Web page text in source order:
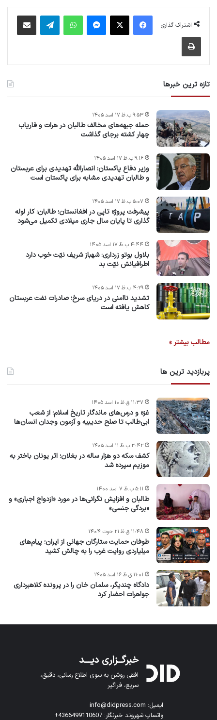
اشتراک گذاری
فیس بوک پیام رسان واتس آپ
تازه ترین خبرها
حمله جبهه‌های مخالف طالبان در هرات و فاریاب
چهار کشته برجای گذاشت
۹:۵۳ ب.ظ ۱۷ اسد ۱۴۰۵
وزیر دفاع پاکستان: انصارالله تهدیدی برای عربستان
و طالبان تهدیدی مشابه برای پاکستان است
۹:۱۶ ب.ظ ۱۷ اسد ۱۴۰۵
پیشرفت پروژه‌ تاپی در افغانستان؛ طالبان: کار لوله
گذاری تا پایان سال جاری میلادی تکمیل می‌شود
۵:۰۷ ب.ظ ۱۷ اسد ۱۴۰۵
بلاول بوتو زرداری: شهباز شریف نیّت خوب دارد
اطرافیانش نیّت بد
۴:۴۴ ب.ظ ۱۷ اسد ۱۴۰۵
تشدید ناامنی در دریای سرخ؛ صادرات نفت عربستان
کاهش یافته است
۴:۲۹ ب.ظ ۱۷ اسد ۱۴۰۵
مطالب بیشتر »
پربازدید ترین ها
غزه و درس‌های ماندگار تاریخ اسلام؛ از شعب
ابی‌طالب تا صلح حدیبیه و آزمون وجدان انسان‌ها
۱۱:۳۷ ق.ظ ۱۰ اسد ۱۴۰۵
کشف سکه دو هزار ساله در بغلان؛ اثر یونان باختر به
موزیم سپرده شد
۳:۴۲ ب.ظ ۱۱ اسد ۱۴۰۵
طالبان و افزایش نگرانی‌ها در مورد «ازدواج اجباری» و
«بردگی جنسی»
۵:۱۱ ب.ظ ۷ اسد ۱۴۰۰
طوفان حمایت ستارگان جهانی از ایران؛ پیام‌های
میلیاردی روایت غرب را به چالش کشید
۱۱:۴۸ ق.ظ ۲۱ حوت ۱۴۰۴
دادگاه چندیگر، سلمان خان را در پرونده کلاهبرداری
جواهرات احضار کرد
۱۱:۰۱ ق.ظ ۱۶ اسد ۱۴۰۵
خبرگــزاری دیـــد
افقی روشن به سوی اطلاع رسانی، دقیق،
سریع، فراگیر
ایمیل: info@didpress.com
واتساپ شهروند خبرنگار: 4366499110607+